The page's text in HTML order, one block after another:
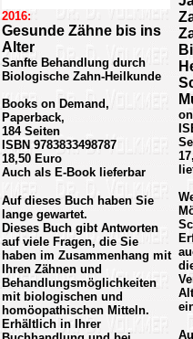
2016:
Gesunde Zähne bis ins
Alter
Sanfte Behandlung durch
Biologische Zahn-Heilkunde
Books on Demand,
Paperback,
184 Seiten
ISBN 9783833498787
18,50 Euro
Auch als E-Book lieferbar
Auf dieses Buch haben Sie
lange gewartet.
Dieses Buch gibt Antworten
auf viele Fragen, die Sie
haben im Zusammenhang mit
Ihren Zähnen und
Behandlungsmöglichkeiten
mit biologischen und
homöopathischen Mitteln.
Erhältlich in Ihrer